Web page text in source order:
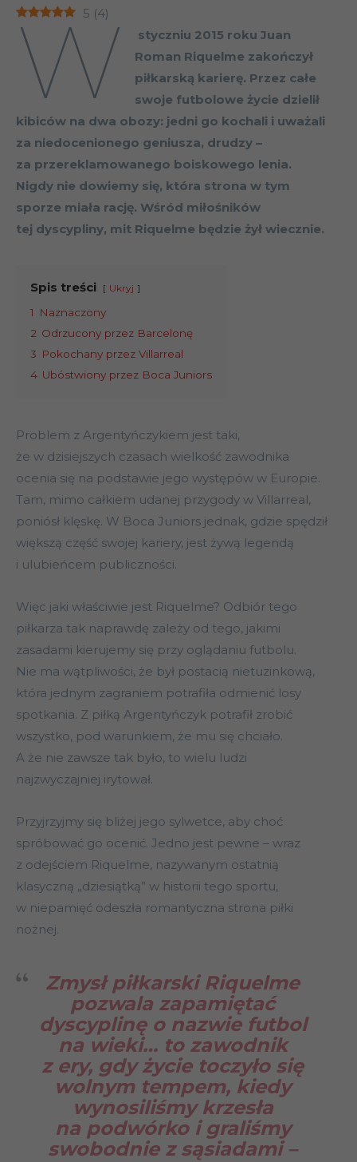
5 (4)
W
styczniu 2015 roku Juan
Roman Riquelme zakończył
piłkarską karierę. Przez całe
swoje futbolowe życie dzielił
kibiców na dwa obozy: jedni go kochali i uważali
za niedocenionego geniusza, drudzy –
za przereklamowanego boiskowego lenia.
Nigdy nie dowiemy się, która strona w tym
sporze miała rację. Wśród miłośników
tej dyscypliny, mit Riquelme będzie żył wiecznie.
Spis treści Ukryj
1
Naznaczony
2 Odrzucony przez Barcelonę
3 Pokochany przez Villarreal
4 Ubóstwiony przez Boca Juniors
Problem z Argentyńczykiem jest taki,
że w dzisiejszych czasach wielkość zawodnika
ocenia się na podstawie jego występów w Europie.
Tam, mimo całkiem udanej przygody w Villarreal,
poniósł klęskę. W Boca Juniors jednak, gdzie spędził
większą część swojej kariery, jest żywą legendą
i ulubieńcem publiczności.
Więc jaki właściwie jest Riquelme? Odbiór tego
piłkarza tak naprawdę zależy od tego, jakimi
zasadami kierujemy się przy oglądaniu futbolu.
Nie ma wątpliwości, że był postacią nietuzinkową,
która jednym zagraniem potrafiła odmienić losy
spotkania. Z piłką Argentyńczyk potrafił zrobić
wszystko, pod warunkiem, że mu się chciało.
A że nie zawsze tak było, to wielu ludzi
najzwyczajniej irytował.
Przyjrzyjmy się bliżej jego sylwetce, aby choć
spróbować go ocenić. Jedno jest pewne – wraz
z odejściem Riquelme, nazywanym ostatnią
klasyczną „dziesiątką” w historii tego sportu,
w niepamięć odeszła romantyczna strona piłki
nożnej.
Zmysł piłkarski Riquelme
pozwala zapamiętać
dyscyplinę o nazwie futbol
na wieki… to zawodnik
z ery, gdy życie toczyło się
wolnym tempem, kiedy
wynosiliśmy krzesła
na podwórko i graliśmy
swobodnie z sąsiadami –